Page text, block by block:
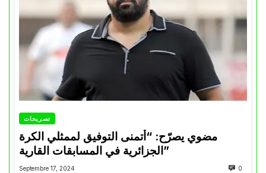
تصريحات
مضوي يصرّح: “أتمنى التوفيق لممثلي الكرة
الجزائرية في المسابقات القارية”
Septembre 17, 2024 0